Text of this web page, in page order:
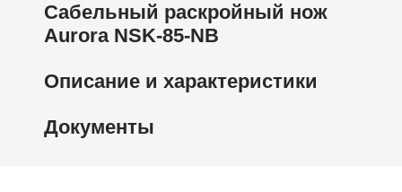
Сабельный раскройный нож
Aurora NSK-85-NB
Описание и характеристики
Документы